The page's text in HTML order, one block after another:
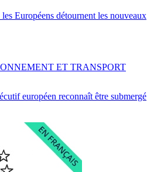
Européens détournent les nouveaux
européen reconnaît être submergé
ET TRANSPORT